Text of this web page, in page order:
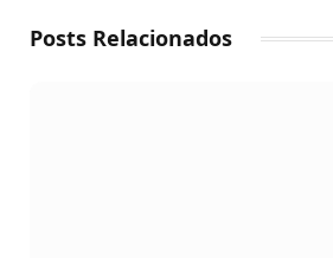
Posts Relacionados